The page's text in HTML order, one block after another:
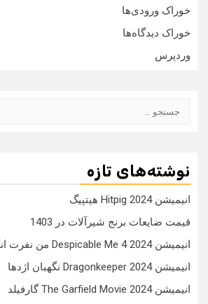
خوراک ورودی‌ها
خوراک دیدگاه‌ها
وردپرس
نوشته‌های تازه
انیمیشن Hitpig 2024 هیتپیگ
قیمت ضایعات برنج شیرآلات در 1403
انیمیشن Despicable Me 4 2024 من نفرت انگیز 4
انیمیشن Dragonkeeper 2024 نگهبان اژدها
انیمیشن The Garfield Movie 2024 گارفیلد